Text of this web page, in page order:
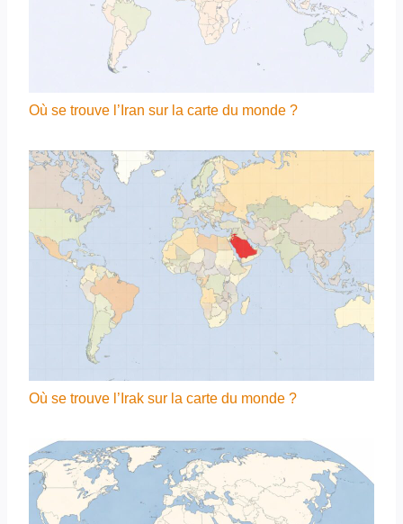
Où se trouve l’Iran sur la carte du monde ?
Où se trouve l’Irak sur la carte du monde ?